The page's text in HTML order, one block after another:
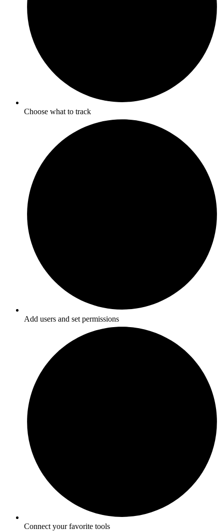
Choose what to track
Add users and set permissions
Connect your favorite tools